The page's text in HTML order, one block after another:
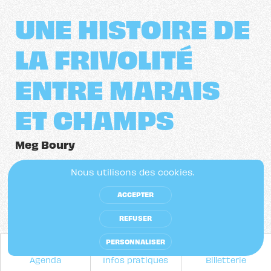
Agenda Infos pratiques Billetterie
UNE HISTOIRE DE
LA FRIVOLITÉ
ENTRE MARAIS
ET CHAMPS
Meg Boury
UNE HISTOIRE
DE LA FRIVOLITÉ
ENTRE MARAIS
Nous utilisons des cookies.
PERSONNALISER
REFUSER
ACCEPTER